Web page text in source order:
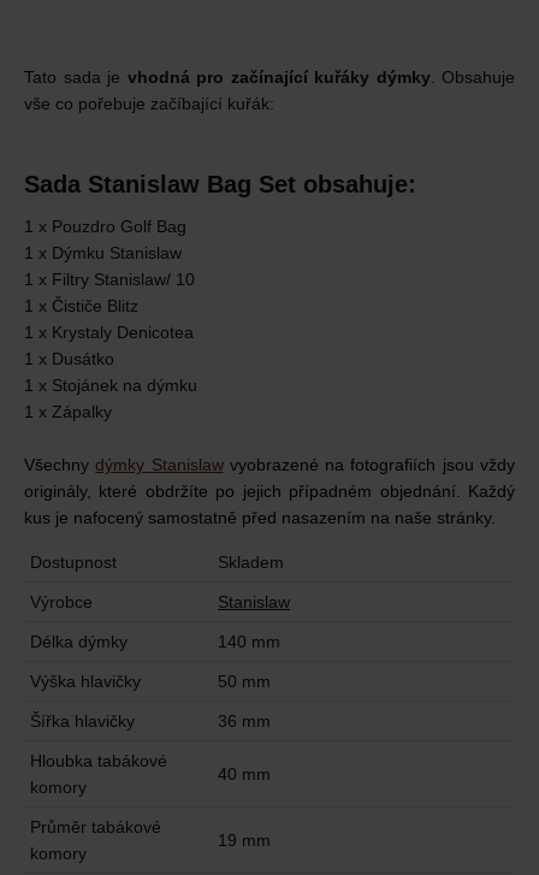
Tato sada je vhodná pro začínající kuřáky dýmky. Obsahuje
vše co pořebuje začíbající kuřák:
Sada Stanislaw Bag Set obsahuje:
1 x Pouzdro Golf Bag
1 x Dýmku Stanislaw
1 x Filtry Stanislaw/ 10
1 x Čističe Blitz
1 x Krystaly Denicotea
1 x Dusátko
1 x Stojánek na dýmku
1 x Zápalky
Všechnydýmky Stanislawvyobrazené na fotografiích jsou vždy
originály, které obdržíte po jejich případném objednání. Každý
kus je nafocený samostatně před nasazením na naše stránky.
Dostupnost Skladem
Výrobce Stanislaw
Délka dýmky 140 mm
Výška hlavičky 50 mm
Šířka hlavičky 36 mm
Hloubka tabákové
komory
40 mm
Průměr tabákové
komory
19 mm